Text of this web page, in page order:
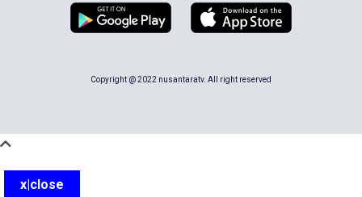
Copyright @ 2022 nusantaratv. All right reserved
x|close